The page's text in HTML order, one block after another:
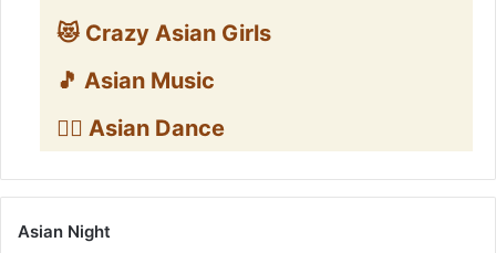
😻 Crazy Asian Girls
🎵 Asian Music
👯‍♀️ Asian Dance
Asian Night